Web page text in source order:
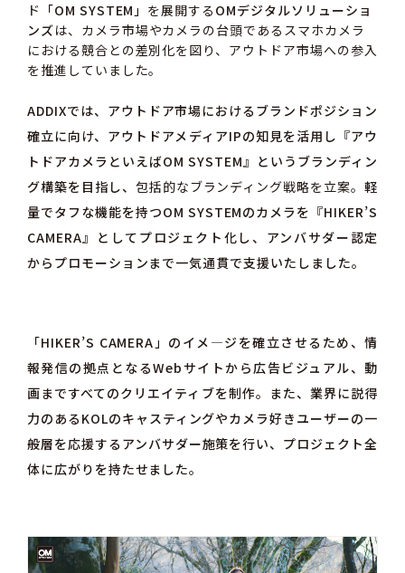
ド 「OM SYSTEM」 を展開する OMデジタルソリューショ
ンズは、カメラ市場やカメラの台頭であるスマホカメラ
における競合との差別化を図り、アウトドア市場への参入
を推進していました。
ADDIXでは、アウトドア市場におけるブランドポジション
確立に向け、アウトドアメディアIPの知見を活用し『アウ
トドアカメラといえばOM SYSTEM』 というブランディン
グ構築を目指し、 包括的なブランディング戦略を立案。軽
量でタフな機能を持つOM SYSTEMのカメラを『HIKER’S
CAMERA』としてプロジェクト化し、アンバサダー認定
からプロモーションまで一気通貫で支援いたしました。
「HIKER’S CAMERA」のイメ―ジを確立させるため、情
報発信の拠点となるWebサイトから広告ビジュアル、動
画まですべてのクリエイティブを制作。また、 業界に説得
力のあるKOLのキャスティングやカメラ好きユーザーの一
般層を応援するアンバサダー施策を行い、プロジェクト全
体に広がりを持たせました。